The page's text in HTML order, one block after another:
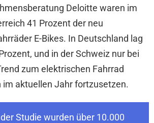
Deloitte waren im
41 Prozent der neu
E-Bikes. In Deutschland lag
und in der Schweiz nur bei
zum elektrischen Fahrrad
im aktuellen Jahr fortzusetzen.
Studie wurden über 10.000